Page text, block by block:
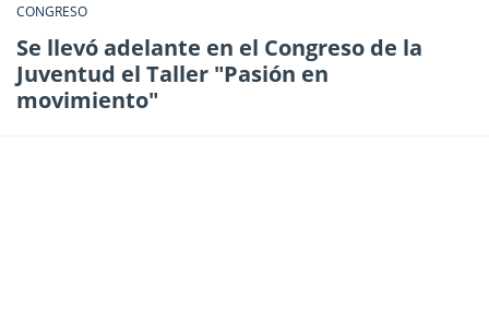
CONGRESO
Se llevó adelante en el Congreso de la
Juventud el Taller "Pasión en
movimiento"